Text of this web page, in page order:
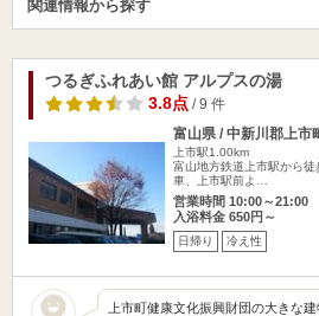
関連情報から探す
つるぎふれあい館 アルプスの湯
3.8点/ 9 件
富山県 / 中新川郡上市
上市駅1.00km
富山地方鉄道上市駅から
車、上市駅前よ…
営業時間 10:00～21:00
入浴料金 650円～
日帰り 冷え性
上市町健康文化振興財団の大きな